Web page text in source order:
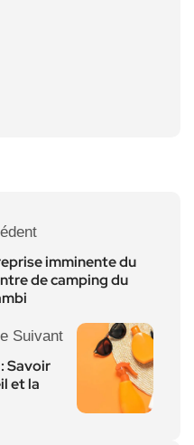
imminente du
de camping du
Suivant
Savoir
et la